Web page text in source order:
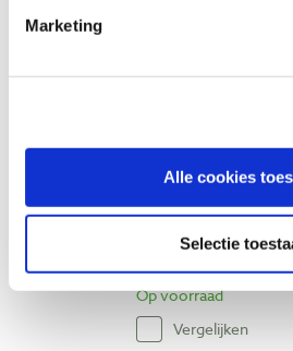
Marketing
Alle cookies
Selectie
Vergelijken
Oneway chuck
adapter
€ 294,00 incl. btw
Op voorraad
Vergelijken